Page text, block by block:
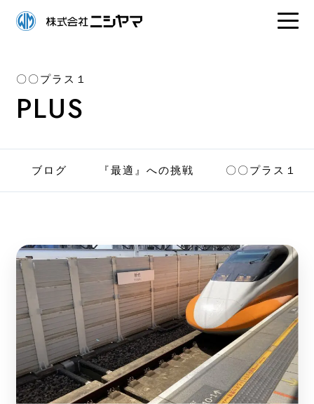
〇〇プラス１
PLUS
ブログ 『最適』への挑戦 〇〇プラス１